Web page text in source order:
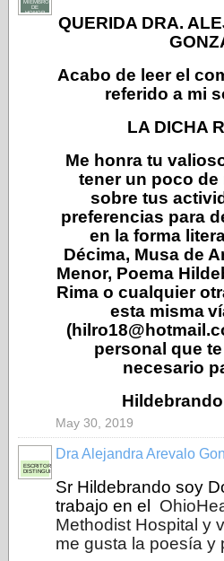
MIEMBRO
DE
HONOR
QUERIDA DRA.
Acabo de leer el
referido a mi
LA DICHA
Me honra tu
tener un poco
sobre tus
preferencias para
en la forma
Décima, Musa de
Menor, Poema
Rima o cualquier
esta misma
personal que
necesario
May 30, 2019
ESCRITORA
DISTINGUIDA
Dra Alejandra Arevalo
Sr Hildebrando soy
trabajo en el
Methodist Hospital y
me gusta la poesía y